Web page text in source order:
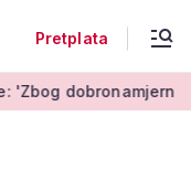
Pretplata
dobronamjernosti